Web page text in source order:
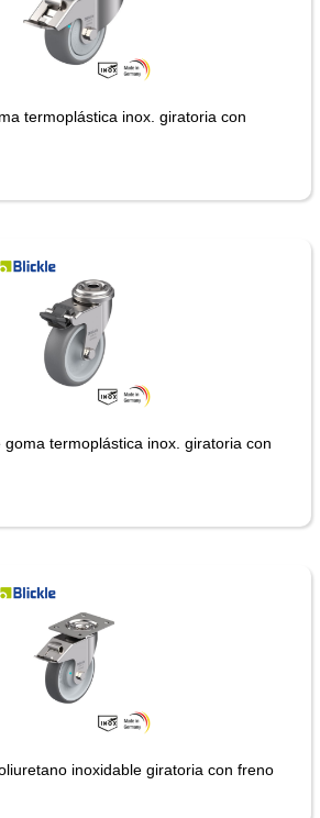
termoplástica inox. giratoria con
termoplástica inox. giratoria con
inoxidable giratoria con freno